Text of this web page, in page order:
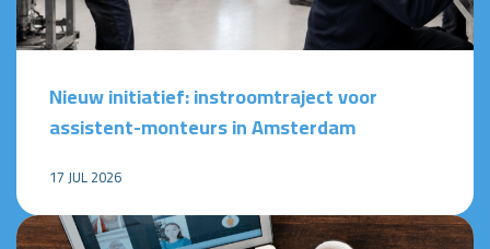
Nieuw initiatief: instroomtraject voor
assistent-monteurs in Amsterdam
17 JUL 2026